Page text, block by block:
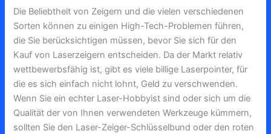
Die Beliebtheit von Zeigern und die vielen verschiedenen
Sorten können zu einigen High-Tech-Problemen führen,
die Sie berücksichtigen müssen, bevor Sie sich für den
Kauf von Laserzeigern entscheiden. Da der Markt relativ
wettbewerbsfähig ist, gibt es viele billige Laserpointer, für
die es sich einfach nicht lohnt, Geld zu verschwenden.
Wenn Sie ein echter Laser-Hobbyist sind oder sich um die
Qualität der von Ihnen verwendeten Werkzeuge kümmern,
sollten Sie den Laser-Zeiger-Schlüsselbund oder den roten